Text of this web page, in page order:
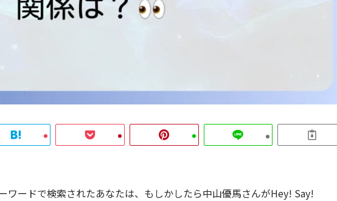
ワードで検索されたあなたは、もしかしたら中山優馬さんがHey! Say!